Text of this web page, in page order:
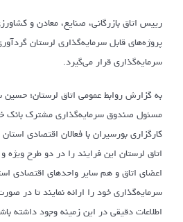
رییس اتاق بازرگانی، صنایع، معادن و
پروژه‌های قابل سرمایه‌گذاری لرستان
سرمایه‌گذاری قرار می‌گیرد.
به گزارش روابط عمومی اتاق لرستان؛
مسئول صندوق سرمایه‌گذاری مشترک بانک
کارگزاری بورسیران با فعالان اقتصادی
اتاق لرستان این فرایند را در دو طرح ویژه
اعضای اتاق و هم سایر واحدهای اقتصادی
سرمایه‌گذاری خود را ارائه نمایند تا در
اطلاعات دقیقی در این زمینه وجود داشته